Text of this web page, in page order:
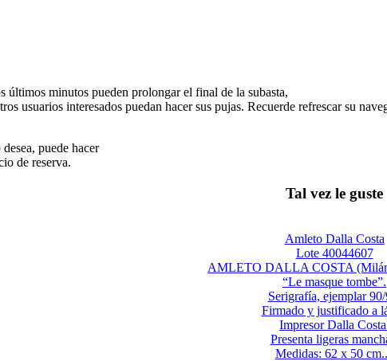
últimos minutos pueden prolongar el final de la subasta,
usuarios interesados puedan hacer sus pujas. Recuerde refrescar su
puede hacer
de reserva.
Tal vez le guste
Amleto Dalla Costa
Lote 40044607
AMLETO DALLA COSTA
“Le masque tombe”.
Serigrafía, ejemplar
Firmado y justificado a
Impresor Dalla
Presenta ligeras
Medidas: 62 x 50